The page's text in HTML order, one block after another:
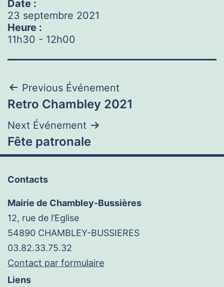
Date :
23 septembre 2021
Heure :
11h30 - 12h00
Navigation
de
l’article
Previous Événement
Retro Chambley 2021
Next Événement
Fête patronale
Contacts
Mairie de Chambley-Bussières
12, rue de l’Eglise
54890 CHAMBLEY-BUSSIERES
03.82.33.75.32
Contact par formulaire
Liens